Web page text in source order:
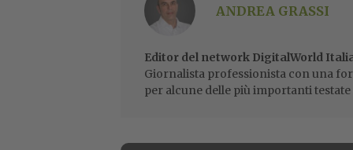
ANDREA GRASSI
Editor del network DigitalWorld
Giornalista professionista con una
per alcune delle più importanti